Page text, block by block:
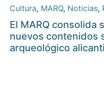
Cultura, MARQ, Noticias,
El MARQ consolida
nuevos contenidos
arqueológico